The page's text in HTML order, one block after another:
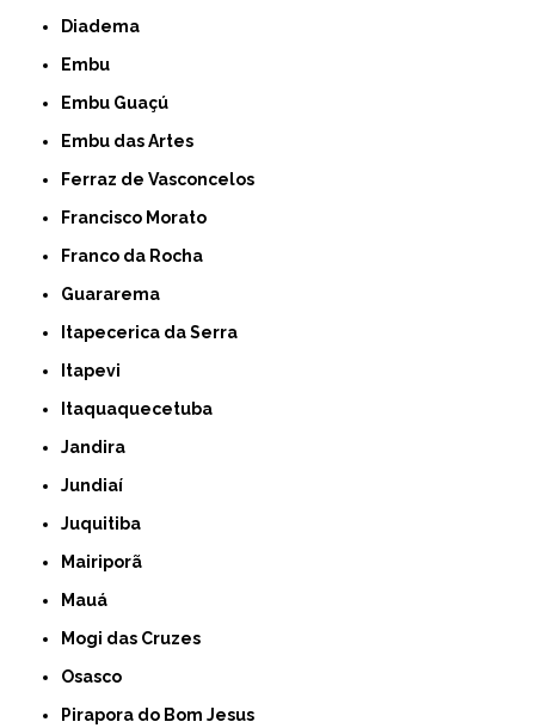
Diadema
Embu
Embu Guaçú
Embu das Artes
Ferraz de Vasconcelos
Francisco Morato
Franco da Rocha
Guararema
Itapecerica da Serra
Itapevi
Itaquaquecetuba
Jandira
Jundiaí
Juquitiba
Mairiporã
Mauá
Mogi das Cruzes
Osasco
Pirapora do Bom Jesus